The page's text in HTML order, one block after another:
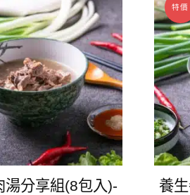
湯分享組(8包入)-
特價
養